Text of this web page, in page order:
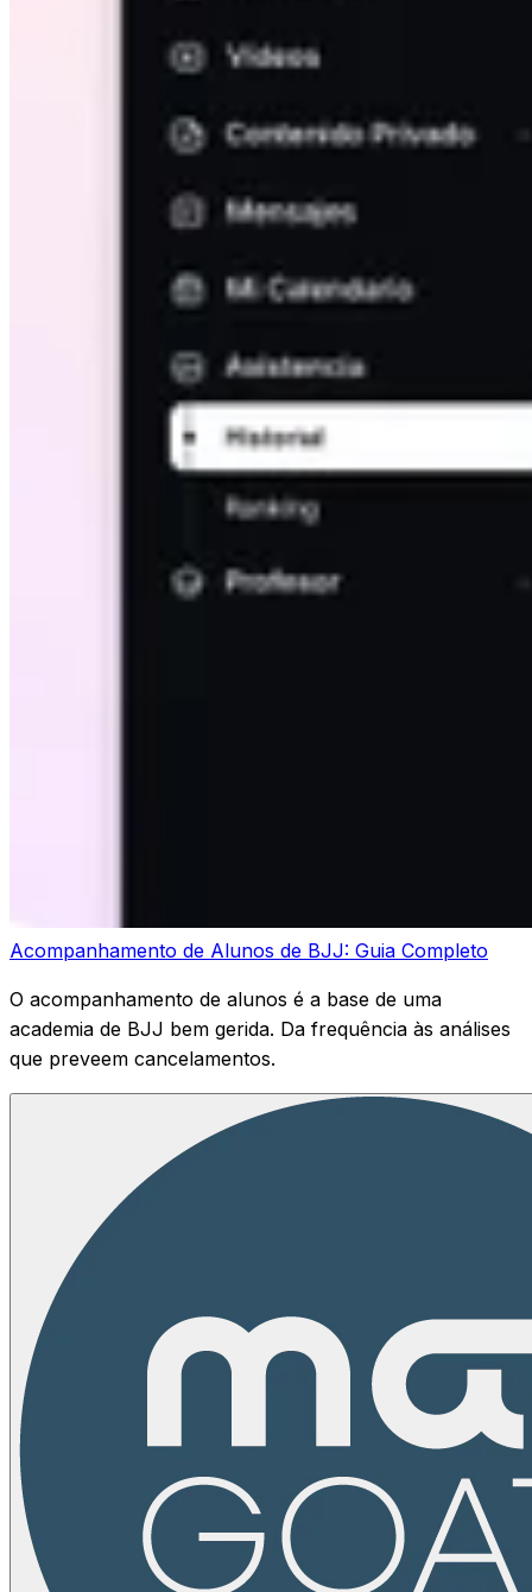
Acompanhamento de Alunos de BJJ: Guia Completo
O acompanhamento de alunos é a base de uma
academia de BJJ bem gerida. Da frequência às análises
que preveem cancelamentos.